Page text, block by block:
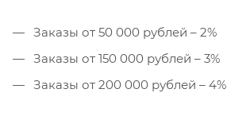
Заказы от 50 000 рублей – 2%
Заказы от 150 000 рублей – 3%
Заказы от 200 000 рублей – 4%